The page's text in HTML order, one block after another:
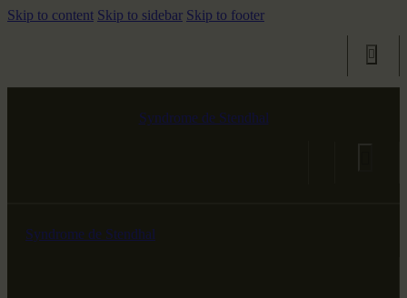
Skip to content Skip to sidebar Skip to footer
Syndrome de Stendhal
Syndrome de Stendhal